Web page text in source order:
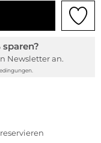
sparen?
Newsletter an.